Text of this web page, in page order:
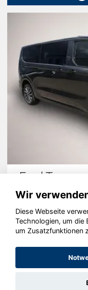
Ford Tourneo
©
Wir
Diese Webseite
Technologien, um die
um Zusatzfunktionen